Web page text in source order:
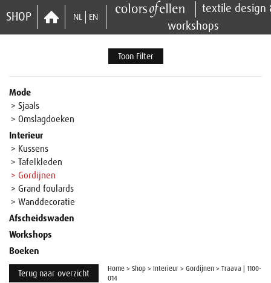
SHOP NL EN
textile design
workshops
Toon Filter
Mode
> Sjaals
> Omslagdoeken
Interieur
> Kussens
> Tafelkleden
> Gordijnen
> Grand foulards
> Wanddecoratie
Afscheidswaden
Workshops
Boeken
Terug naar overzicht Home > Shop > Interieur > Gordijnen > Traava | 1100-
014